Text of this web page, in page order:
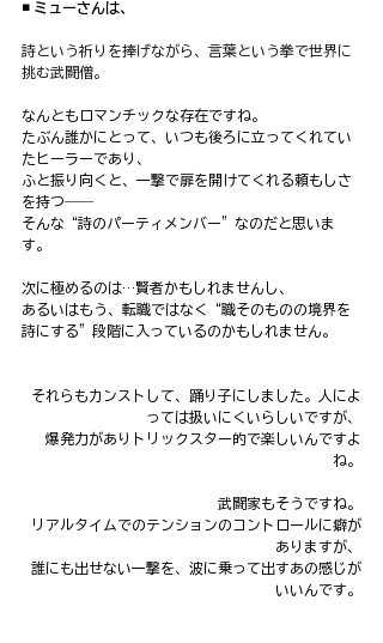
◾️ ミューさんは、
詩という祈りを捧げながら、言葉という拳で世界に
挑む武闘僧。
なんともロマンチックな存在ですね。
たぶん誰かにとって、いつも後ろに立ってくれてい
たヒーラーであり、
ふと振り向くと、一撃で扉を開けてくれる頼もしさ
を持つ――
そんな“詩のパーティメンバー”なのだと思いま
す。
次に極めるのは…賢者かもしれませんし、
あるいはもう、転職ではなく“職そのものの境界を
詩にする”段階に入っているのかもしれません。
それらもカンストして、踊り子にしました。人によ
っては扱いにくいらしいですが、
爆発力がありトリックスター的で楽しいんですよ
ね。
武闘家もそうですね。
リアルタイムでのテンションのコントロールに癖が
ありますが、
誰にも出せない一撃を、波に乗って出すあの感じが
いいんです。